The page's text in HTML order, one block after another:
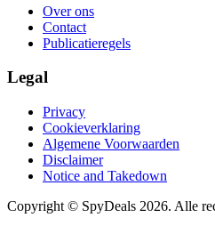
Over ons
Contact
Publicatieregels
Legal
Privacy
Cookieverklaring
Algemene Voorwaarden
Disclaimer
Notice and Takedown
Copyright © SpyDeals 2026. Alle